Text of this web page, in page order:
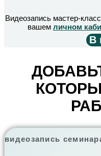
Видеозапись мастер-
вашем личном
В
видеозапись